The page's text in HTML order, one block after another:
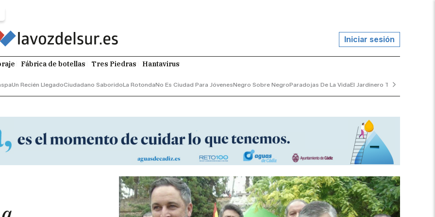
Iniciar sesión
Fábrica de botellas Tres Piedras Hantavirus
Un Recién LlegadoCiudadano SaboridoLa RotondaNo Es Ciudad Para JóvenesNegro Sobre NegroParadojas De La VidaEl Jardinero Tranquilo